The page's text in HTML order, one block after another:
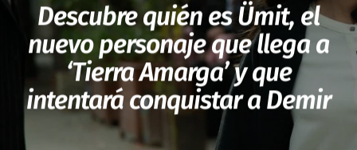
Descubre quién es Ümit, el
nuevo personaje que llega a
‘Tierra Amarga’ y que
intentará conquistar a Demir